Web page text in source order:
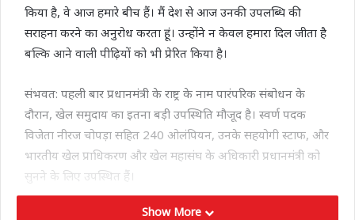
किया है, वे आज हमारे बीच हैं। मैं देश से आज उनकी उपलब्धि की
सराहना करने का अनुरोध करता हूं। उन्होंने न केवल हमारा दिल जीता है
बल्कि आने वाली पीढ़ियों को भी प्रेरित किया है।
संभवत: पहली बार प्रधानमंत्री के राष्ट्र के नाम पारंपरिक संबोधन के
दौरान, खेल समुदाय का इतना बड़ी उपस्थिति मौजूद है। स्वर्ण पदक
विजेता नीरज चोपड़ा सहित 240 ओलंपियन, उनके सहयोगी स्टाफ, और
भारतीय खेल प्राधिकरण और खेल महासंघ के अधिकारी प्रधानमंत्री को
सुनने के लिए उपस्थित हैं।
Show More